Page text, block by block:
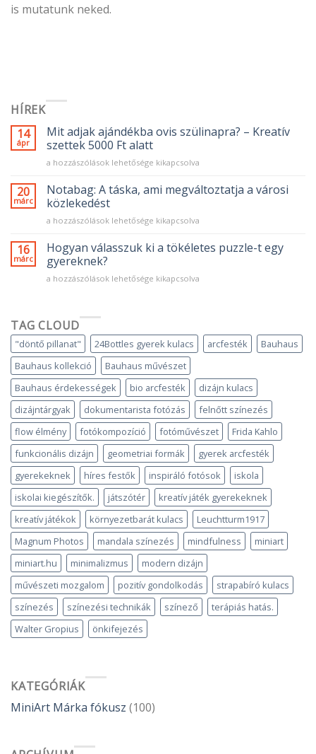
is mutatunk neked.
HÍREK
14
ápr
Mit adjak ajándékba ovis szülinapra? – Kreatív
szettek 5000 Ft alatt
Mit
ajándékba
ovis
szülinapra?
–
szettek
5000
Ft
alatt
a hozzászólások lehetősége kikapcsolva
20
márc
Notabag: A táska, ami megváltoztatja a városi
közlekedést
Notabag:
táska,
megváltoztatja
a
bejegyzéshez
a hozzászólások lehetősége kikapcsolva
16
márc
Hogyan válasszuk ki a tökéletes puzzle-t egy
gyereknek?
Hogyan
tökéletes
puzzle-
t
egy
gyereknek?
bejegyzéshez
a hozzászólások lehetősége kikapcsolva
TAG CLOUD
"döntő pillanat" 24Bottles gyerek kulacs arcfesték
Bauhaus
Bauhaus kollekció
Bauhaus művészet
Bauhaus érdekességek
bio arcfesték
dizájn kulacs
dizájntárgyak
dokumentarista fotózás
felnőtt színezés
flow élmény
fotókompozíció fotóművészet
Frida Kahlo
funkcionális dizájn
geometriai formák
gyerek arcfesték
gyerekeknek
híres festők inspiráló fotósok
iskola
iskolai kiegészítők.
játszótér
kreatív játék gyerekeknek
kreatív játékok
környezetbarát kulacs
Leuchtturm1917
Magnum Photos
mandala színezés mindfulness
miniart
miniart.hu
minimalizmus
modern dizájn
művészeti mozgalom
pozitív gondolkodás
strapabíró kulacs
színezés
színezési technikák színező
terápiás hatás.
Walter Gropius
önkifejezés
KATEGÓRIÁK
MiniArt Márka fókusz (100)